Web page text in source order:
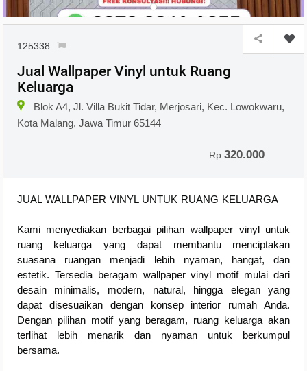
125338
Jual Wallpaper Vinyl untuk Ruang
Keluarga
Blok A4, Jl. Villa Bukit Tidar, Merjosari, Kec. Lowokwaru,
Kota Malang, Jawa Timur 65144
Rp320.000
JUAL WALLPAPER VINYL UNTUK RUANG KELUARGA
Kami menyediakan berbagai pilihan wallpaper vinyl untuk
ruang keluarga yang dapat membantu menciptakan
suasana ruangan menjadi lebih nyaman, hangat, dan
estetik. Tersedia beragam wallpaper vinyl motif mulai dari
desain minimalis, modern, natural, hingga elegan yang
dapat disesuaikan dengan konsep interior rumah Anda.
Dengan pilihan motif yang beragam, ruang keluarga akan
terlihat lebih menarik dan nyaman untuk berkumpul
bersama.